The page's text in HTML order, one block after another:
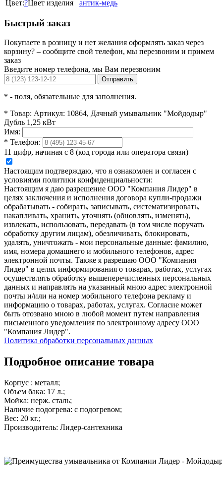
Цвет:?Цвет изделия антик-медь
Быстрый заказ
Покупаете в розницу и нет желания оформлять заказ через
корзину? – сообщите свой телефон, мы перезвоним и примем
заказ
Введите номер телефона, мы Вам перезвоним
Отправить
* - поля, обязательные для заполнения.
* Товар: Артикул: 10864, Дачный умывальник "Мойдодыр"
Дубль 1,25 кВт
Имя:
* Телефон:
11 цифр, начиная с 8 (код города или оператора связи)
Настоящим подтверждаю, что я ознакомлен и согласен с
условиями политики конфиденциальности:
Настоящим я даю разрешение ООО "Компания Лидер" в
целях заключения и исполнения договора купли-продажи
обрабатывать - собирать, записывать, систематизировать,
накапливать, хранить, уточнять (обновлять, изменять),
извлекать, использовать, передавать (в том числе поручать
обработку другим лицам), обезличивать, блокировать,
удалять, уничтожать - мои персональные данные: фамилию,
имя, номера домашнего и мобильного телефонов, адрес
электронной почты. Также я разрешаю ООО "Компания
Лидер" в целях информирования о товарах, работах, услугах
осуществлять обработку вышеперечисленных персональных
данных и направлять на указанный мною адрес электронной
почты и/или на номер мобильного телефона рекламу и
информацию о товарах, работах, услугах. Согласие может
быть отозвано мною в любой момент путем направления
письменного уведомления по электронному адресу ООО
"Компания Лидер".
Политика обработки персональных данных
Подробное описание товара
Корпус : металл;
Объем бака: 17 л.;
Мойка: нерж. сталь;
Наличие подогрева: с подогревом;
Вес: 20 кг.;
Производитель: Лидер-сантехника